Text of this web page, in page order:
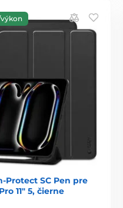
Protect SC Pen pre
11" 5, čierne